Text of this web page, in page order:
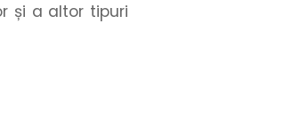
și a altor tipuri